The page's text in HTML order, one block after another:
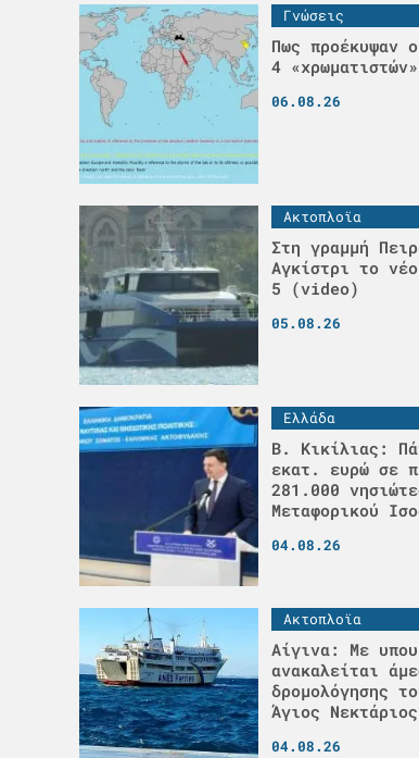
Γνώσεις
Πως προέκυψαν
4
06.08.26
Ακτοπλοϊα
Στη γραμμή
Αγκίστρι το
5 (video)
05.08.26
Ελλάδα
Β. Κικίλιας:
εκατ. ευρώ σε
281.000
Μεταφορικού
04.08.26
Ακτοπλοϊα
Αίγινα: Με
ανακαλείται
δρομολόγησης
Άγιος Νεκτάριος
04.08.26